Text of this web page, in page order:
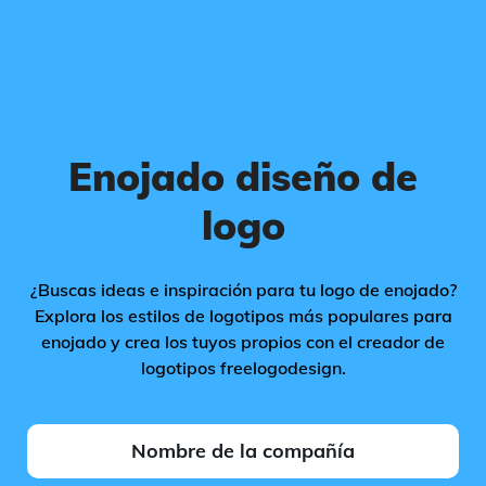
Enojado diseño de
logo
¿Buscas ideas e inspiración para tu logo de enojado?
Explora los estilos de logotipos más populares para
enojado y crea los tuyos propios con el creador de
logotipos freelogodesign.